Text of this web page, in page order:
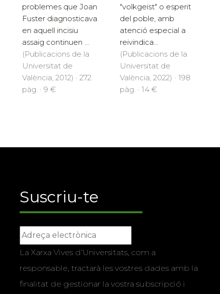
problemes que Joan
Fuster diagnosticava
en aquell incisiu
assaig continuen ...
(Publicacions de la
Universitat de
València, 2012) · 272
pàg. · 9 €
"volkgeist" o esperit
del poble, amb
atenció especial a
reivindica...
(Publicacions de la
Universitat de
València, 2022) · 198
pàg. · 14 €
Suscriu-te
La Xarxa Vives d’Universitats, com a
responsable, tractarà les vostres dades amb la
finalitat de gestionar la vostra subscripció i